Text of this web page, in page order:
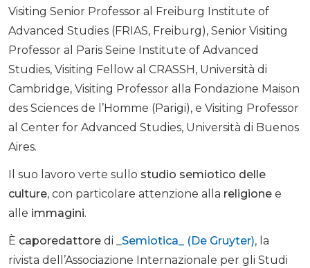
Visiting Senior Professor al Freiburg Institute of
Advanced Studies (FRIAS, Freiburg), Senior Visiting
Professor al Paris Seine Institute of Advanced
Studies, Visiting Fellow al CRASSH, Università di
Cambridge, Visiting Professor alla Fondazione Maison
des Sciences de l’Homme (Parigi), e Visiting Professor
al Center for Advanced Studies, Università di Buenos
Aires.
Il suo lavoro verte sullo studio semiotico delle
culture, con particolare attenzione alla religione e
alle immagini.
È caporedattore di _ Semiotica_ (De Gruyter), la
rivista dell’Associazione Internazionale per gli Studi